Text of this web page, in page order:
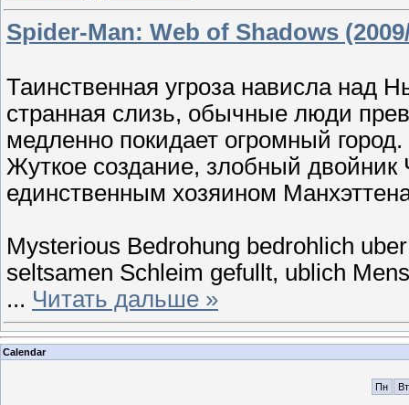
Spider-Man: Web of Shadows
Таинственная угроза нависла над
странная слизь, обычные люди
медленно покидает огромный
Жуткое создание, злобный
единственным хозяином
Mysterious Bedrohung bedrohlich
seltsamen Schleim gefullt, ublich
... Читать дальше »
Calendar
Пн Вт